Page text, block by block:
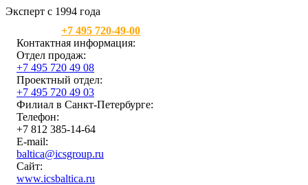
Эксперт с 1994 года
+7 495 720-49-00
Контактная информация:
Отдел продаж:
+7 495 720 49 08
Проектный отдел:
+7 495 720 49 03
Филиал в Санкт-Петербурге:
Телефон:
+7 812 385-14-64
E-mail:
baltica@icsgroup.ru
Сайт:
www.icsbaltica.ru